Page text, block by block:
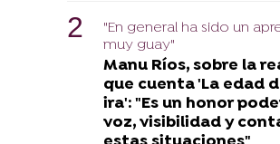
"En general ha sido un
muy guay"
Manu Ríos, sobre la
que cuenta 'La edad
ira': "Es un honor
voz, visibilidad y